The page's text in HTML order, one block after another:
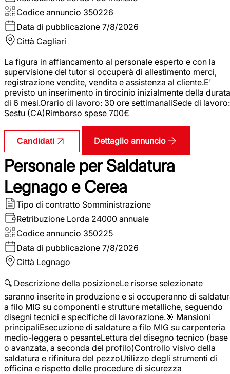
Codice annuncio 350226
Data di pubblicazione 7/8/2026
Città Cagliari
La figura in affiancamento al personale esperto e con la
supervisione del tutor si occuperà di allestimento merci,
registrazione vendite, vendita e assistenza al cliente.E'
previsto un inserimento in tirocinio inizialmente della durata
di 6 mesi.Orario di lavoro: 30 ore settimanaliSede di lavoro:
Sestu (CA)Rimborso spese 700€
Candidati Dettaglio annuncio
Personale per Saldatura
Legnago e Cerea
Tipo di contratto Somministrazione
Retribuzione Lorda 24000 annuale
Codice annuncio 350225
Data di pubblicazione 7/8/2026
Città Legnago
🔍 Descrizione della posizioneLe risorse selezionate
saranno inserite in produzione e si occuperanno di
a filo MIG su componenti e strutture metalliche, seguendo
disegni tecnici e specifiche di lavorazione.🎯 Mansioni
principaliEsecuzione di saldature a filo MIG su carpenteria
medio-leggera o pesanteLettura del disegno tecnico (base
o avanzata, a seconda del profilo)Controllo visivo della
saldatura e rifinitura del pezzoUtilizzo degli strumenti di
officina e rispetto delle procedure di sicurezza